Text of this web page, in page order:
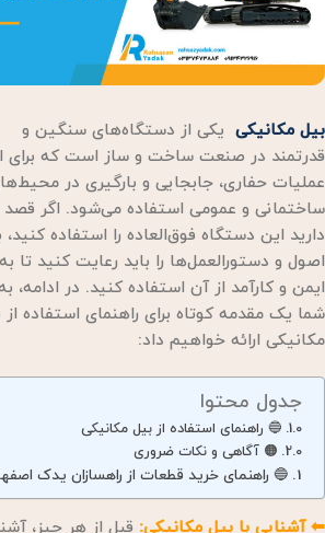
بیل مکانیکی یکی از دستگاه‌های سنگین و
قدرتمند در صنعت ساخت و ساز است که برای
عملیات حفاری، جابجایی و بارگیری در
ساختمانی و عمومی استفاده می‌شود. اگر قصد
دارید این دستگاه فوق‌العاده را استفاده
اصول و دستورالعمل‌ها را باید رعایت کنید تا
ایمن و کارآمد از آن استفاده کنید. در ادامه،
شما یک مقدمه کوتاه برای راهنمای استفاده از
مکانیکی ارائه خواهیم داد:
جدول محتوا
🔵 راهنمای استفاده از بیل مکانیکی
🟠 آگاهی و نکات ضروری
🔵 راهنمای خرید قطعات از راهسازان یدک
⬅ آشنایی با بیل مکانیکی: قبل از هر چیز،